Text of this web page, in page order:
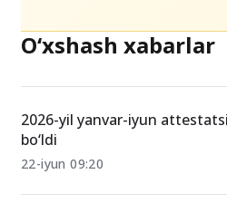
O‘xshash xabarlar
bo‘ldi